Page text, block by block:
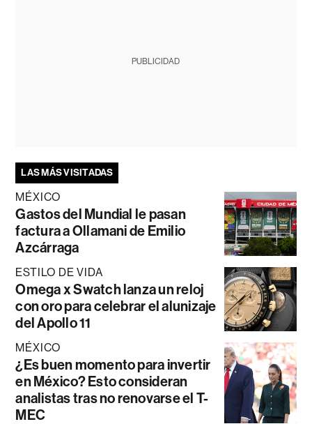
PUBLICIDAD
LAS MÁS VISITADAS
MÉXICO
Gastos del Mundial le pasan
factura a Ollamani de Emilio
Azcárraga
ESTILO DE VIDA
Omega x Swatch lanza un reloj
con oro para celebrar el alunizaje
del Apollo 11
MÉXICO
¿Es buen momento para invertir
en México? Esto consideran
analistas tras no renovarse el T-
MEC